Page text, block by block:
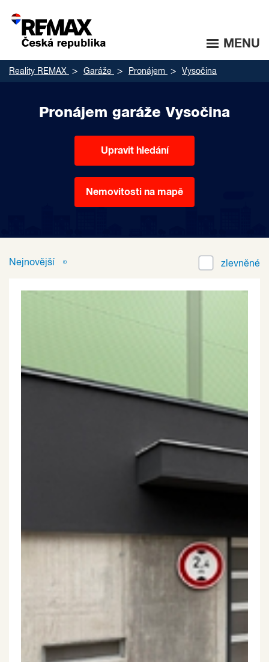
MENU
Reality REMAX Garáže Pronájem Vysočina
Pronájem garáže Vysočina
Upravit hledání
Nemovitosti na mapě
Nejnovější zlevněné